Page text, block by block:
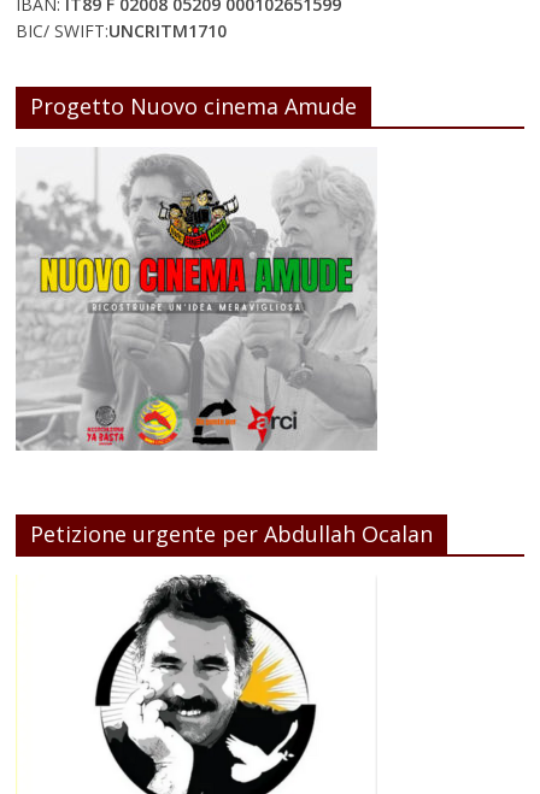
BIC/ SWIFT:UNCRITM1710
Progetto Nuovo cinema Amude
Petizione urgente per Abdullah Ocalan